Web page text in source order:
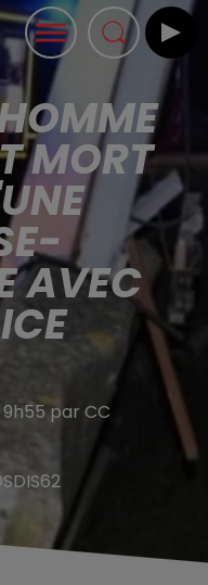
MORT
AVEC
9h55 par CC